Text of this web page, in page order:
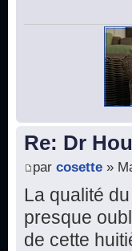
Re: Dr
par cosette »
La qualité
presque
de cette